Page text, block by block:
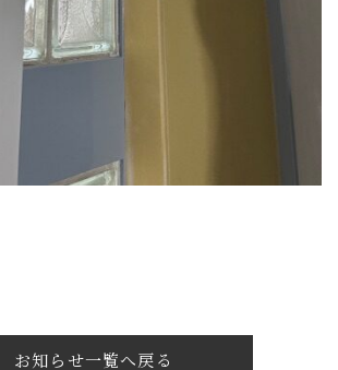
お知らせ一覧へ戻る